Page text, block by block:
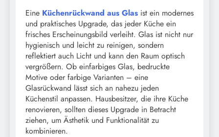
Eine Küchenrückwand aus Glas ist ein modernes
und praktisches Upgrade, das jeder Küche ein
frisches Erscheinungsbild verleiht. Glas ist nicht nur
hygienisch und leicht zu reinigen, sondern
reflektiert auch Licht und kann den Raum optisch
vergrößern. Ob einfarbiges Glas, bedruckte
Motive oder farbige Varianten – eine
Glasrückwand lässt sich an nahezu jeden
Küchenstil anpassen. Hausbesitzer, die ihre Küche
renovieren, sollten dieses Upgrade in Betracht
ziehen, um Ästhetik und Funktionalität zu
kombinieren.